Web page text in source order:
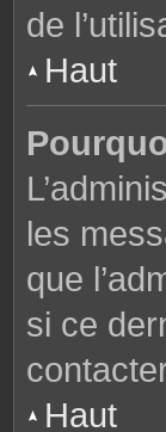
de
Haut
les
que
si ce
Haut